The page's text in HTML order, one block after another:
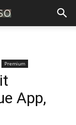
Premium
App,